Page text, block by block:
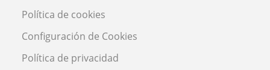
Política de cookies
Configuración de Cookies
Política de privacidad